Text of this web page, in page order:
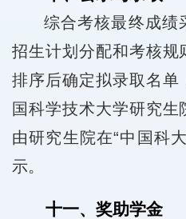
综合考核最终成绩
招生计划分配和考核规
排序后确定拟录取名单
国科学技术大学研究生
由研究生院在“中国科
示。
十一、奖助学金